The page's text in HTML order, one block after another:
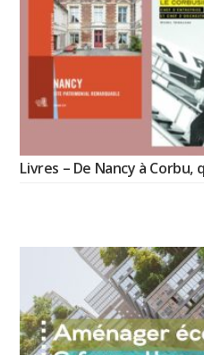
Livres – De Nancy à Corbu,